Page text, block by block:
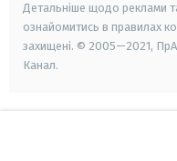
Детальніше щодо реклами
ознайомитись в правилах
захищені. © 2005—2021,
Канал.